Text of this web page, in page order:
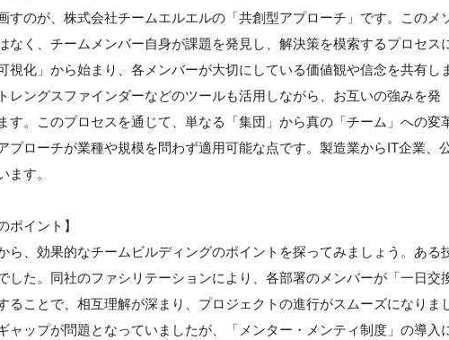
すのが、株式会社チームエルエルの「共創型アプローチ」です。このメ
なく、チームメンバー自身が課題を発見し、解決策を模索するプロセス
視化」から始まり、各メンバーが大切にしている価値観や信念を共有し
レングスファインダーなどのツールも活用しながら、お互いの強みを発
す。このプロセスを通じて、単なる「集団」から真の「チーム」への変
プローチが業種や規模を問わず適用可能な点です。製造業からIT企業、
ます。
ポイント】
ら、効果的なチームビルディングのポイントを探ってみましょう。ある
した。同社のファシリテーションにより、各部署のメンバーが「一日交
ることで、相互理解が深まり、プロジェクトの進行がスムーズになりま
ャップが問題となっていましたが、「メンター・メンティ制度」の導入